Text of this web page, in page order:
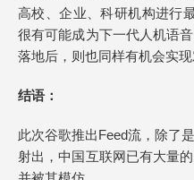
高校、企业、科研机构进行
很有可能成为下一代人机语
落地后，则也同样有机会实现
结语：
此次谷歌推出Feed流，除了
射出，中国互联网已有大量